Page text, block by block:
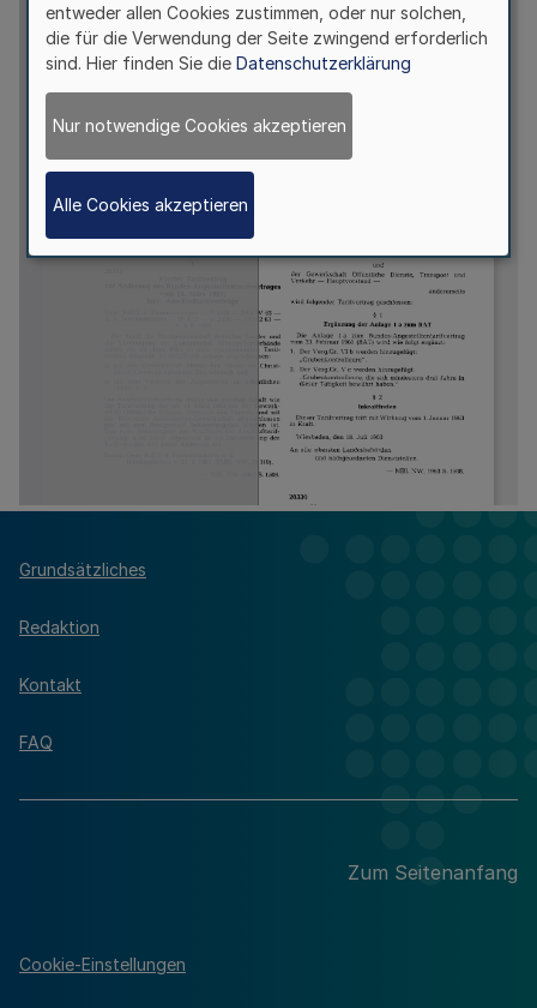
Grundsätzliches
Redaktion
Kontakt
FAQ
Zum Seitenanfang
Cookie-Einstellungen
entweder allen Cookies zustimmen, oder nur solchen,
die für die Verwendung der Seite zwingend erforderlich
sind. Hier finden Sie die Datenschutzerklärung
Nur notwendige Cookies akzeptieren
Alle Cookies akzeptieren